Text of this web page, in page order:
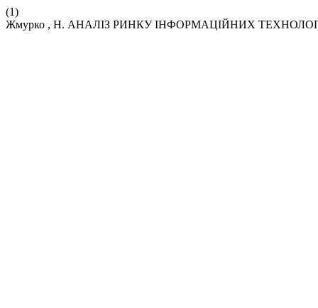
(1)
Жмурко , Н. АНАЛІЗ РИНКУ ІНФОРМАЦІЙНИХ